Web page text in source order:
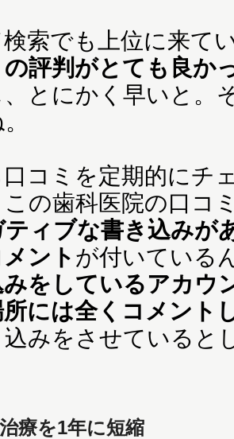
検索でも上位に来て
評判がとても良か
、とにかく早いと。
コミを定期的にチ
の歯科医院の口コ
ィブな書き込みが
ント が付いている
をしているアカウ
には全くコメント
込みをさせていると
療を1年に短縮